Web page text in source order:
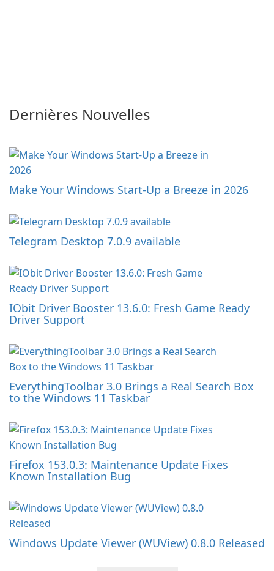
Dernières Nouvelles
Make Your Windows Start-Up a Breeze in 2026
Telegram Desktop 7.0.9 available
IObit Driver Booster 13.6.0: Fresh Game Ready
Driver Support
EverythingToolbar 3.0 Brings a Real Search Box
to the Windows 11 Taskbar
Firefox 153.0.3: Maintenance Update Fixes
Known Installation Bug
Windows Update Viewer (WUView) 0.8.0 Released